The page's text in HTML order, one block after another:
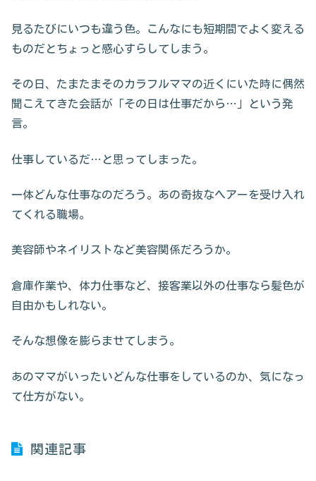
見るたびにいつも違う色。こんなにも短期間でよく変える
ものだとちょっと感心すらしてしまう。
その日、たまたまそのカラフルママの近くにいた時に偶然
聞こえてきた会話が「その日は仕事だから…」という発
言。
仕事しているだ…と思ってしまった。
一体どんな仕事なのだろう。あの奇抜なヘアーを受け入れ
てくれる職場。
美容師やネイリストなど美容関係だろうか。
倉庫作業や、体力仕事など、接客業以外の仕事なら髪色が
自由かもしれない。
そんな想像を膨らませてしまう。
あのママがいったいどんな仕事をしているのか、気になっ
て仕方がない。
関連記事